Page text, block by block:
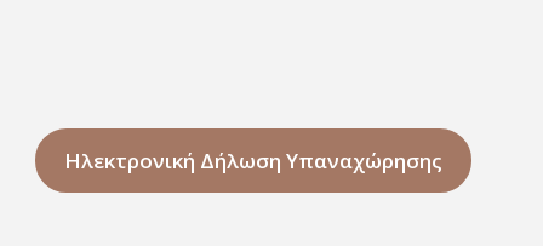
Ηλεκτρονική Δήλωση Υπαναχώρησης